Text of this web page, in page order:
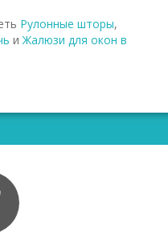
Рулонные шторы,
иЖалюзи для окон в